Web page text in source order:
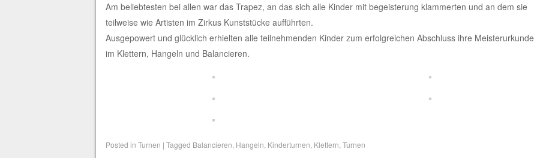
Am beliebtesten bei allen war das Trapez, an das sich alle Kinder mit begeisterung klammerten und an dem sie
teilweise wie Artisten im Zirkus Kunststücke aufführten.
Ausgepowert und glücklich erhielten alle teilnehmenden Kinder zum erfolgreichen Abschluss ihre Meisterurkunde
im Klettern, Hangeln und Balancieren.
Posted in Turnen | Tagged Balancieren Hangeln Kinderturnen Klettern Turnen